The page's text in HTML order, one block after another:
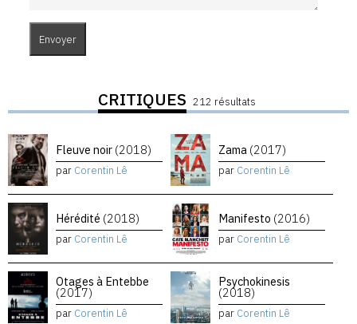
CRITIQUES 212 résultats
Fleuve noir (2018)
par Corentin Lê
Zama (2017)
par Corentin Lê
Hérédité (2018)
par Corentin Lê
Manifesto (2016)
par Corentin Lê
Otages à Entebbe
(2017)
par Corentin Lê
Psychokinesis
(2018)
par Corentin Lê